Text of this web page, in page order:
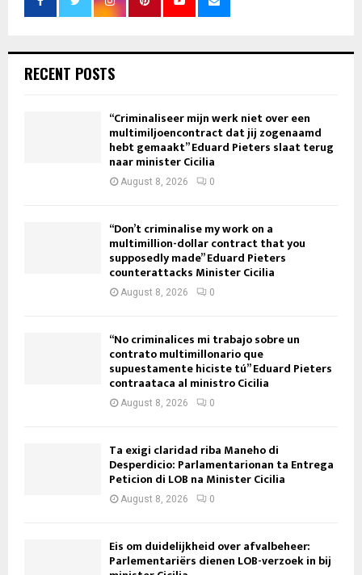
RECENT POSTS
“Criminaliseer mijn werk niet over een
multimiljoencontract dat jij zogenaamd
hebt gemaakt” Eduard Pieters slaat terug
naar minister Cicilia
August 8, 2026 0
“Don’t criminalise my work on a
multimillion-dollar contract that you
supposedly made” Eduard Pieters
counterattacks Minister Cicilia
August 8, 2026 0
“No criminalices mi trabajo sobre un
contrato multimillonario que
supuestamente hiciste tú” Eduard Pieters
contraataca al ministro Cicilia
August 8, 2026 0
Ta exigi claridad riba Maneho di
Desperdicio: Parlamentarionan ta Entrega
Peticion di LOB na Minister Cicilia
August 8, 2026 0
Eis om duidelijkheid over afvalbeheer:
Parlementariërs dienen LOB-verzoek in bij